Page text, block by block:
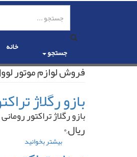
رفتن
جستجو خانه
فروش لوازم موتور
بازو رگلاژ
بازو رگلاژ تراکتور
ریال,۰
بیشتر بخوانید